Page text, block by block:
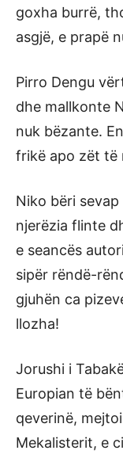
goxha burrë,
asgjë, e prapë
Pirro Dengu
dhe mallkonte
nuk bëzante.
frikë apo zët të
Niko bëri
njerëzia flinte
e seancës
sipër rëndë-
gjuhën ca
llozha!
Jorushi i
Europian të
qeverinë,
Mekalisterit, e